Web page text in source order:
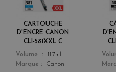
CARTOUCHE
D'ENCRE CANON
CLI-581XXL C
Color
n
Volume
11.7ml
Marque
Canon
Color